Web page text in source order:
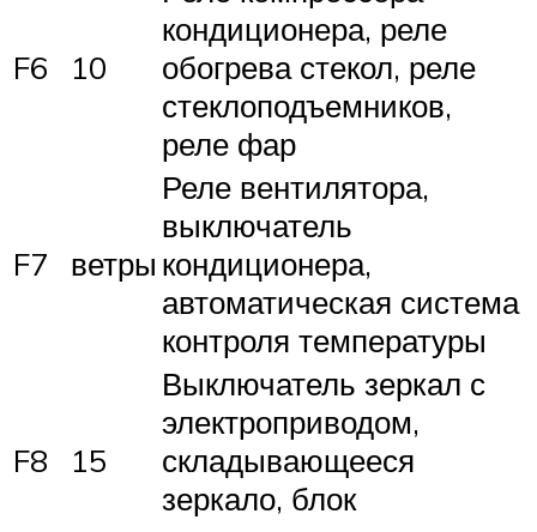
F6 10
кондиционера, реле
обогрева стекол, реле
стеклоподъемников,
реле фар
F7 ветры
Реле вентилятора,
выключатель
кондиционера,
автоматическая система
контроля температуры
F8 15
Выключатель зеркал с
электроприводом,
складывающееся
зеркало, блок